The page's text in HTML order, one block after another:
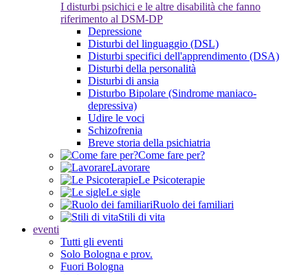
I disturbi psichici e le altre disabilità che fanno
riferimento al DSM-DP
Depressione
Disturbi del linguaggio (DSL)
Disturbi specifici dell'apprendimento (DSA)
Disturbi della personalità
Disturbi di ansia
Disturbo Bipolare (Sindrome maniaco-
depressiva)
Udire le voci
Schizofrenia
Breve storia della psichiatria
Come fare per?
Lavorare
Le Psicoterapie
Le sigle
Ruolo dei familiari
Stili di vita
eventi
Tutti gli eventi
Solo Bologna e prov.
Fuori Bologna